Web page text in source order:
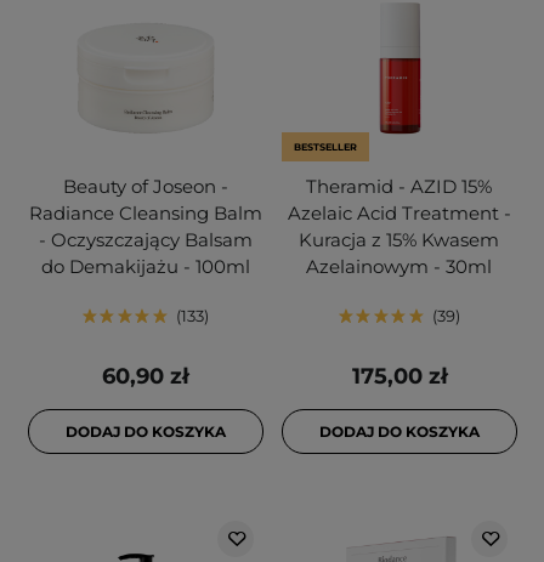
Beauty of Joseon -
Radiance Cleansing Balm
- Oczyszczający Balsam
do Demakijażu - 100ml
133
60,90 zł
DODAJ DO KOSZYKA
BESTSELLER
Theramid - AZID 15%
Azelaic Acid Treatment -
Kuracja z 15% Kwasem
Azelainowym - 30ml
39
175,00 zł
DODAJ DO KOSZYKA